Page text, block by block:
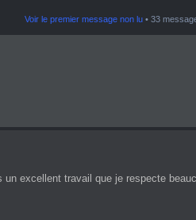
Voir le premier message non lu • 33
excellent travail que je respecte